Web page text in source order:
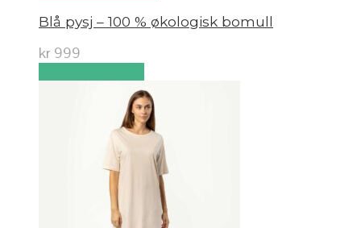
Blå pysj – 100 % økologisk bomull
kr 999